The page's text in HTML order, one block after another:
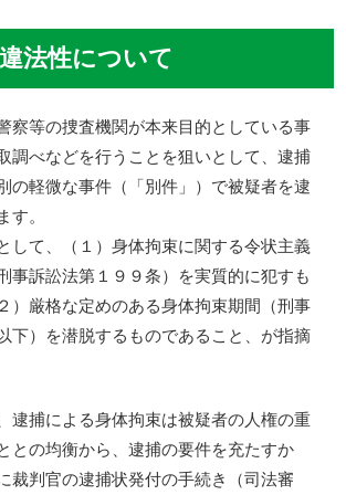
法性について
察等の捜査機関が本来目的としている事
調べなどを行うことを狙いとして、逮捕
の軽微な事件（「別件」）で被疑者を逮
。
して、（１）身体拘束に関する令状主義
事訴訟法第１９９条）を実質的に犯すも
）厳格な定めのある身体拘束期間（刑事
下）を潜脱するものであること、が指摘
逮捕による身体拘束は被疑者の人権の重
との均衡から、逮捕の要件を充たすか
裁判官の逮捕状発付の手続き（司法審